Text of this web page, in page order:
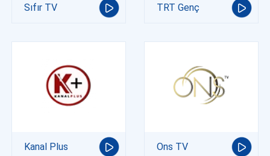
Sıfır TV TRT Genç
Kanal Plus Ons TV